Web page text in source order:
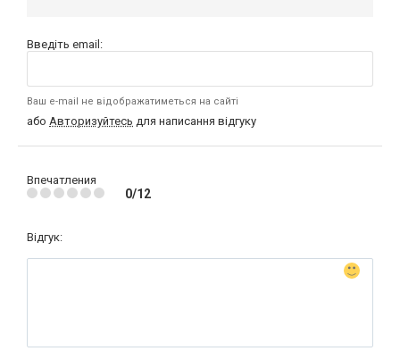
Введіть email:
Ваш e-mail не відображатиметься на сайті
або Авторизуйтесь для написання відгуку
Впечатления
0/12
Відгук: